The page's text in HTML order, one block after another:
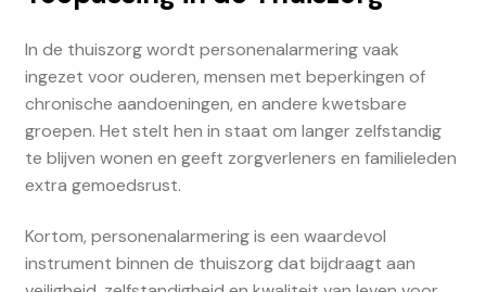
In de thuiszorg wordt personenalarmering vaak
ingezet voor ouderen, mensen met beperkingen of
chronische aandoeningen, en andere kwetsbare
groepen. Het stelt hen in staat om langer zelfstandig
te blijven wonen en geeft zorgverleners en familieleden
extra gemoedsrust.
Kortom, personenalarmering is een waardevol
instrument binnen de thuiszorg dat bijdraagt aan